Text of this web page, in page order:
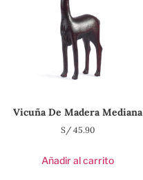
Vicuña De Madera Mediana
S/45.90
Añadir al carrito